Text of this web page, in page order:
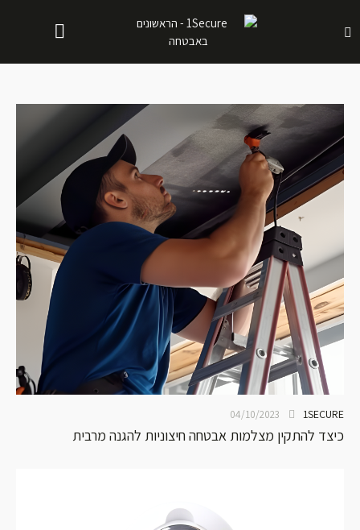
1SECURE
04/10/2023
כיצד להתקין מצלמות אבטחה חיצוניות להגנה מרבית